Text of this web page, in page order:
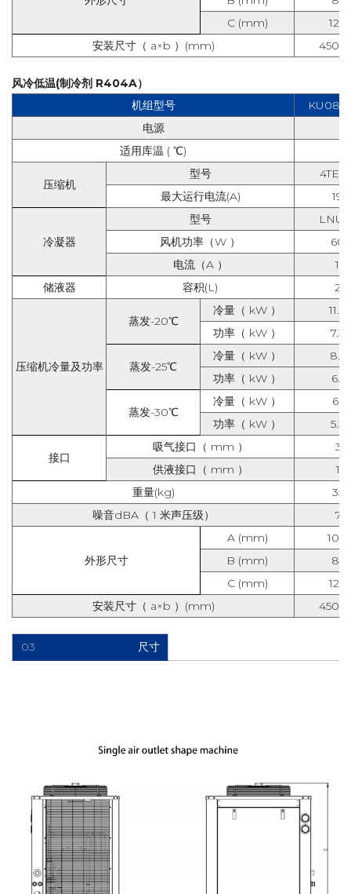
C (mm)
安装尺寸（ a×b ）(mm)
风冷低温(制冷剂 R404A）
机组型号
电源
适用库温 ( ℃)
压缩机
型号
最大运行电流(A)
19.9
冷凝器
型号
风机功率（W ）
电流（A ）
1.2
储液器
容积(L) 20
压缩机冷量及功率
蒸发-20℃
冷量（ kW ）
功率（ kW ）
7.34
蒸发-25℃
冷量（ kW ）
功率（ kW ）
6.35
蒸发-30℃
冷量（ kW ）
6.31
功率（ kW ）
接口
吸气接口（ mm ）
35
供液接口（ mm ）
16
重量(kg)
352
噪音dBA（ 1 米声压级）
75
外形尺寸
A (mm)
B (mm)
810
C (mm)
安装尺寸（ a×b ）(mm)
03 尺寸